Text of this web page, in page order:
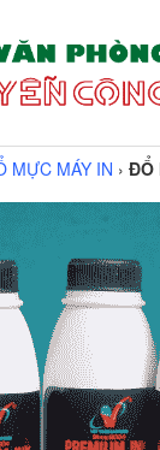
MỰC MÁY IN › ĐỔ